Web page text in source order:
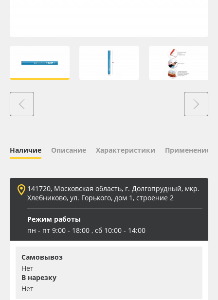
Плёнка монтажная Oratape
ПЭТ листовой
ПЭТ бэклит
Заготовки для сувениров
Наличие Описание Характеристики Применение
141720, Московская область, г. Долгопрудный, мкр.
Хлебниково, ул. Горького, дом 1, строение 2
Режим работы
пн - пт 9:00 - 18:00 , сб 10:00 - 14:00
Самовывоз
Нет
В нарезку
Нет